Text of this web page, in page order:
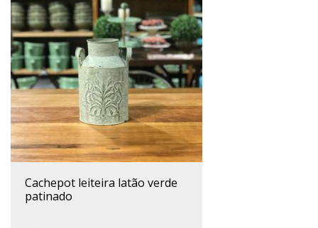
cachepot leiteira latão verde
patinado